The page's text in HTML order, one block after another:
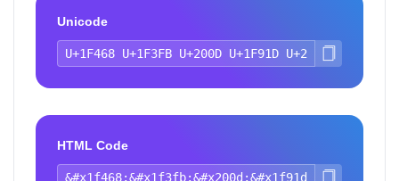
Unicode
HTML Code